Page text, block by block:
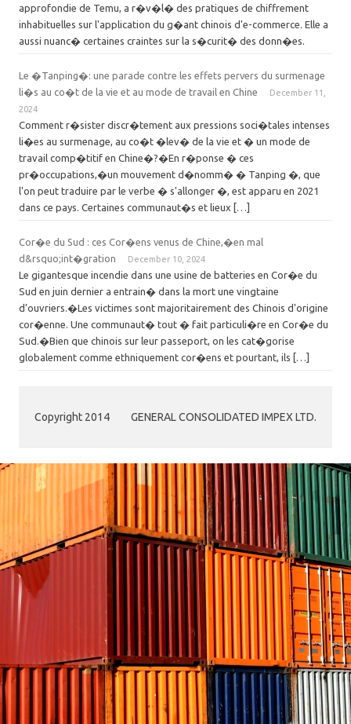
approfondie de Temu, a r�v�l� des pratiques de chiffrement
inhabituelles sur l'application du g�ant chinois d'e-commerce. Elle a
aussi nuanc� certaines craintes sur la s�curit� des donn�es.
Le �Tanping�: une parade contre les effets pervers du surmenage
li�s au co�t de la vie et au mode de travail en Chine
December 11,
2024
Comment r�sister discr�tement aux pressions soci�tales intenses
li�es au surmenage, au co�t �lev� de la vie et � un mode de
travail comp�titif en Chine�?�En r�ponse � ces
pr�occupations,�un mouvement d�nomm� � Tanping �, que
l'on peut traduire par le verbe � s'allonger �, est apparu en 2021
dans ce pays. Certaines communaut�s et lieux […]
Cor�e du Sud : ces Cor�ens venus de Chine,�en mal
d&rsquo;int�gration
December 10, 2024
Le gigantesque incendie dans une usine de batteries en Cor�e du
Sud en juin dernier a entrain� dans la mort une vingtaine
d’ouvriers.�Les victimes sont majoritairement des Chinois d'origine
cor�enne. Une communaut� tout � fait particuli�re en Cor�e du
Sud.�Bien que chinois sur leur passeport, on les cat�gorise
globalement comme ethniquement cor�ens et pourtant, ils […]
Copyright 2014 GENERAL CONSOLIDATED IMPEX LTD.